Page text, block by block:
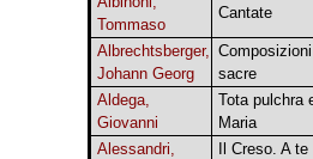
Tommaso
Cantate
Albrechtsberger,
Johann Georg
Composizioni
sacre
Aldega,
Giovanni
Tota pulchra
Maria
Alessandri,
Il Creso. A te